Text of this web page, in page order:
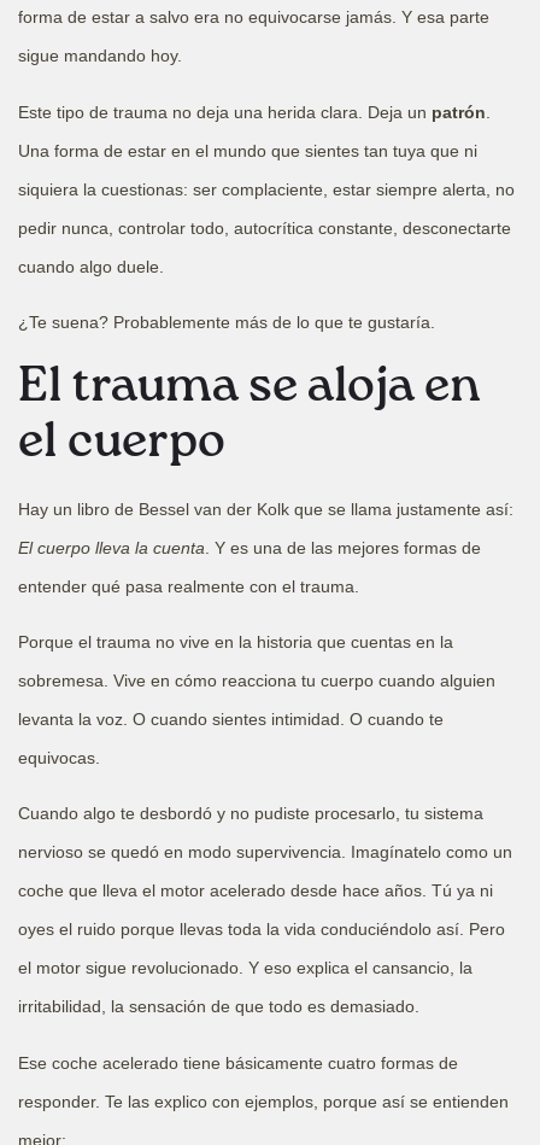
forma de estar a salvo era no equivocarse jamás. Y esa parte
sigue mandando hoy.
Este tipo de trauma no deja una herida clara. Deja un patrón
Una forma de estar en el mundo que sientes tan tuya que ni
siquiera la cuestionas: ser complaciente, estar siempre alerta, no
pedir nunca, controlar todo, autocrítica constante, desconectarte
cuando algo duele.
¿Te suena? Probablemente más de lo que te gustaría.
El trauma se aloja en
el cuerpo
Hay un libro de Bessel van der Kolk que se llama justamente así:
El cuerpo lleva la cuenta . Y es una de las mejores formas de
entender qué pasa realmente con el trauma.
Porque el trauma no vive en la historia que cuentas en la
sobremesa. Vive en cómo reacciona tu cuerpo cuando alguien
levanta la voz. O cuando sientes intimidad. O cuando te
equivocas.
Cuando algo te desbordó y no pudiste procesarlo, tu sistema
nervioso se quedó en modo supervivencia. Imagínatelo como un
coche que lleva el motor acelerado desde hace años. Tú ya ni
oyes el ruido porque llevas toda la vida conduciéndolo así. Pero
el motor sigue revolucionado. Y eso explica el cansancio, la
irritabilidad, la sensación de que todo es demasiado.
Ese coche acelerado tiene básicamente cuatro formas de
responder. Te las explico con ejemplos, porque así se entienden
mejor: